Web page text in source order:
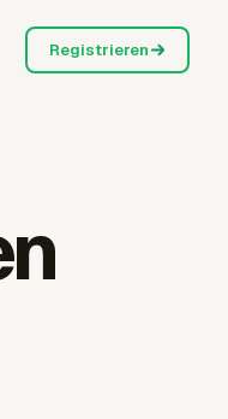
Registrieren